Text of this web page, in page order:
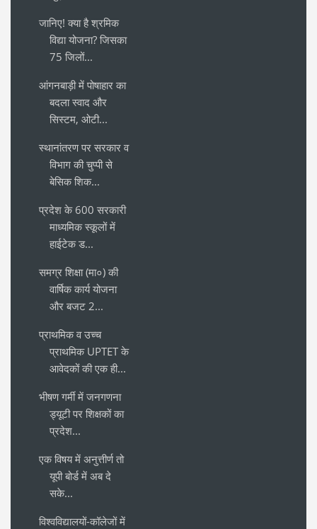
जानिए! क्या है श्रमिक
विद्या योजना? जिसका
75 जिलों...
आंगनबाड़ी में पोषाहार का
बदला स्वाद और
सिस्टम, ओटी...
स्थानांतरण पर सरकार व
विभाग की चुप्पी से
बेसिक शिक...
प्रदेश के 600 सरकारी
माध्यमिक स्कूलों में
हाईटेक ड...
समग्र शिक्षा (मा०) की
वार्षिक कार्य योजना
और बजट 2...
प्राथमिक व उच्च
प्राथमिक UPTET के
आवेदकों की एक ही...
भीषण गर्मी में जनगणना
ड्यूटी पर शिक्षकों का
प्रदेश...
एक विषय में अनुत्तीर्ण तो
यूपी बोर्ड में अब दे
सके...
विश्वविद्यालयों-कॉलेजों में